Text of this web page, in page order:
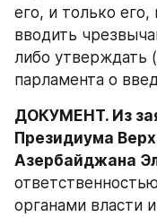
его, и только
вводить
либо утверждать
парламента о
ДОКУМЕНТ. Из
Президиума
Азербайджана
органами власти